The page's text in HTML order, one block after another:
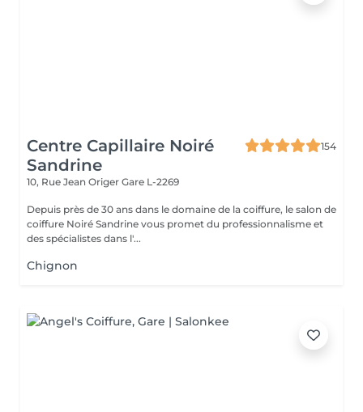
Centre Capillaire Noiré
Sandrine
154
10, Rue Jean Origer Gare L-2269
Depuis près de 30 ans dans le domaine de la coiffure, le salon de
coiffure Noiré Sandrine vous promet du professionnalisme et
des spécialistes dans l'...
Chignon